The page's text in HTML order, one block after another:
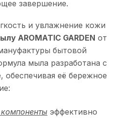
завершение.
и увлажнение кожи
AROMATIC GARDEN от
бытовой
мыла разработана с
её бережное
эффективно